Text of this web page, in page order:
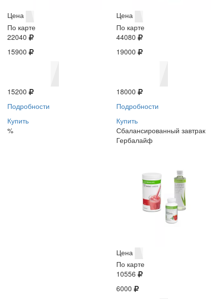
Цена
По карте
22040
15900
15200
Подробности
Купить
%
Цена
По карте
44080
19000
18000
Подробности
Купить
Сбалансированный завтрак
Гербалайф
Цена
По карте
10556
6000